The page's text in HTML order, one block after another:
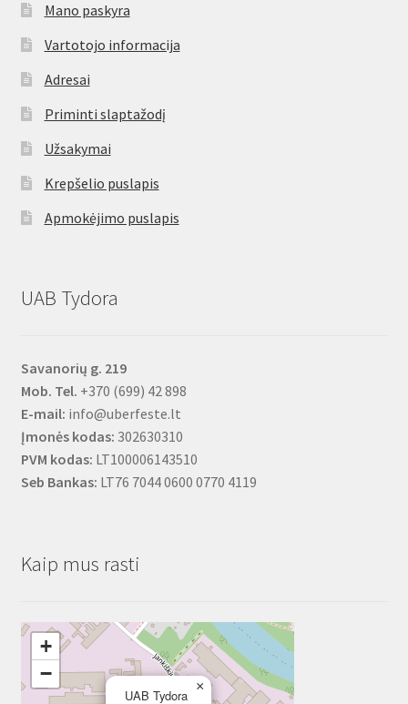
Mano paskyra
Vartotojo informacija
Adresai
Priminti slaptažodį
Užsakymai
Krepšelio puslapis
Apmokėjimo puslapis
UAB Tydora
Savanorių g. 219
Mob. Tel. +370 (699) 42 898
E-mail: info@uberfeste.lt
Įmonės kodas: 302630310
PVM kodas: LT100006143510
Seb Bankas: LT76 7044 0600 0770 4119
Kaip mus rasti
UAB Tydora
×
+
−